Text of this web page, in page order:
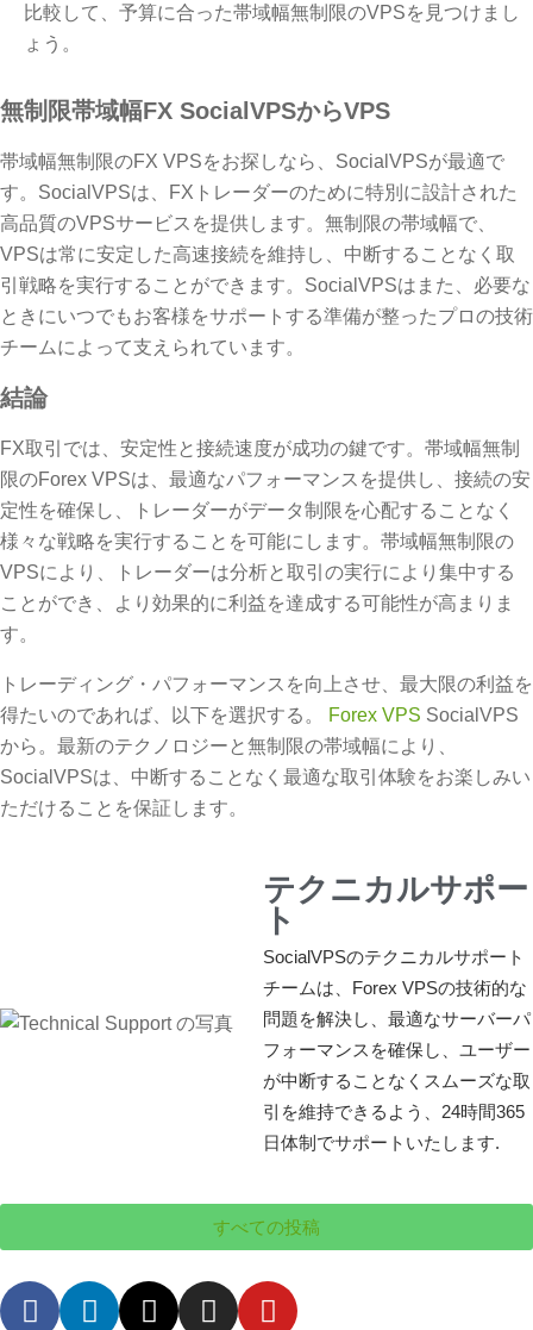
比較して、予算に合った帯域幅無制限のVPSを見つけまし
ょう。
無制限帯域幅FX SocialVPSからVPS
帯域幅無制限のFX VPSをお探しなら、SocialVPSが最適で
す。SocialVPSは、FXトレーダーのために特別に設計された
高品質のVPSサービスを提供します。無制限の帯域幅で、
VPSは常に安定した高速接続を維持し、中断することなく取
引戦略を実行することができます。SocialVPSはまた、必要な
ときにいつでもお客様をサポートする準備が整ったプロの技術
チームによって支えられています。
結論
FX取引では、安定性と接続速度が成功の鍵です。帯域幅無制
限のForex VPSは、最適なパフォーマンスを提供し、接続の安
定性を確保し、トレーダーがデータ制限を心配することなく
様々な戦略を実行することを可能にします。帯域幅無制限の
VPSにより、トレーダーは分析と取引の実行により集中する
ことができ、より効果的に利益を達成する可能性が高まりま
す。
トレーディング・パフォーマンスを向上させ、最大限の利益を
得たいのであれば、以下を選択する。
Forex VPS SocialVPS
から。最新のテクノロジーと無制限の帯域幅により、
SocialVPSは、中断することなく最適な取引体験をお楽しみい
ただけることを保証します。
テクニカルサポー
ト
SocialVPSのテクニカルサポート
チームは、Forex VPSの技術的な
問題を解決し、最適なサーバーパ
フォーマンスを確保し、ユーザー
が中断することなくスムーズな取
引を維持できるよう、24時間365
日体制でサポートいたします.
すべての投稿